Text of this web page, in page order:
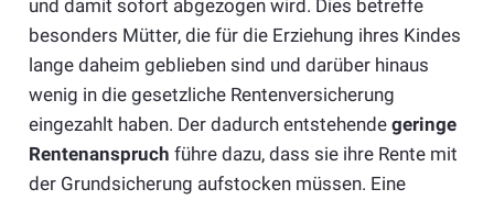
und damit sofort abgezogen wird. Dies betreffe
besonders Mütter, die für die Erziehung ihres Kindes
lange daheim geblieben sind und darüber hinaus
wenig in die gesetzliche Rentenversicherung
eingezahlt haben. Der dadurch entstehende geringe
Rentenanspruch führe dazu, dass sie ihre Rente mit
der Grundsicherung aufstocken müssen. Eine